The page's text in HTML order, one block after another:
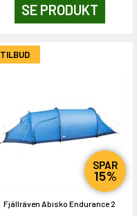
SE PRODUKT
TILBUD
SPAR
15%
Fjällräven Abisko Endurance 2